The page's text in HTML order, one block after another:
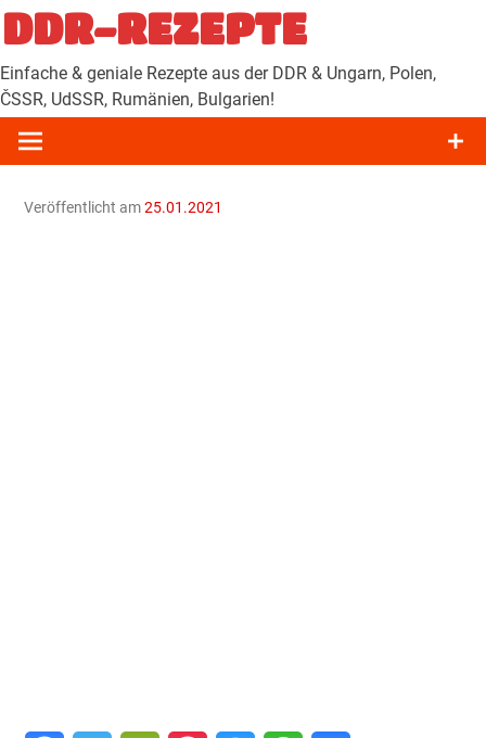
Zum
Inhalt
springen
DDR-REZEPTE
Einfache & geniale Rezepte aus der DDR & Ungarn, Polen,
ČSSR, UdSSR, Rumänien, Bulgarien!
Veröffentlicht am25.01.2021